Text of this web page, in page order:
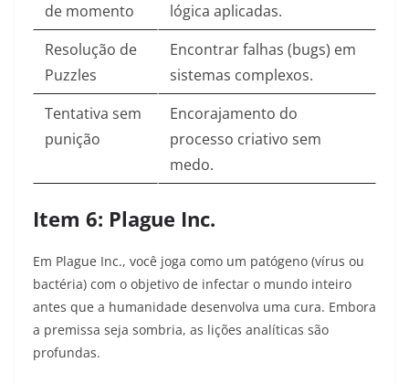
de momento
lógica aplicadas.
Resolução de
Puzzles
Encontrar falhas (bugs) em
sistemas complexos.
Tentativa sem
punição
Encorajamento do
processo criativo sem
medo.
Item 6: Plague Inc.
Em Plague Inc., você joga como um patógeno (vírus ou
bactéria) com o objetivo de infectar o mundo inteiro
antes que a humanidade desenvolva uma cura. Embora
a premissa seja sombria, as lições analíticas são
profundas.